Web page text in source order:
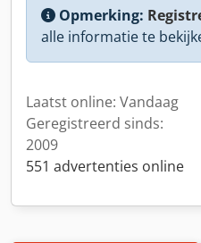
Opmerking:
alle informatie te
Laatst online: Vandaag
Geregistreerd sinds:
2009
551 advertenties online